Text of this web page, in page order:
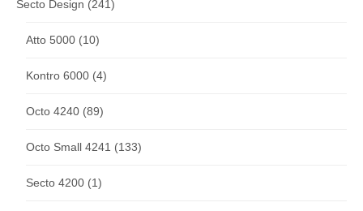
Secto Design (241)
Atto 5000 (10)
Kontro 6000 (4)
Octo 4240 (89)
Octo Small 4241 (133)
Secto 4200 (1)